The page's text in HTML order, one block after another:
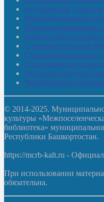
Кучашевская
Малокачаковская
Нижнекачмашевская
Новокильбахтинская
Сазовская сельская
Староорьебашевская
Старояшевская
Тюльдинская
Чилибеевская
© 2014-2025.
культуры
библиотека»
Республики Башкортостан.
https://mcrb-kalt.ru -
При использовании
обязательна.